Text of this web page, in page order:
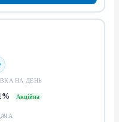
НА ДЕНЬ
Акційна